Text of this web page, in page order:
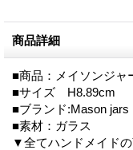
商品詳細
■商品：メイソンジ
■サイズ H8.89cm
■ブランド:Mason
■素材：ガラス
▼全てハンドメイド